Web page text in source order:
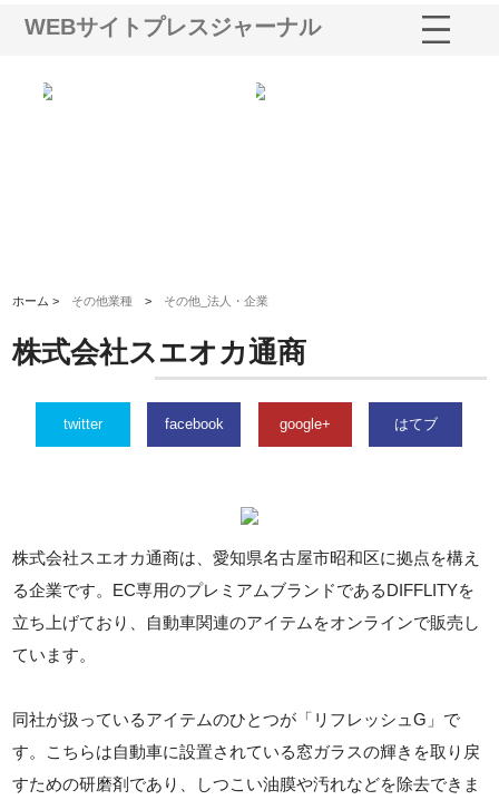
WEBサイトプレスジャーナル
ホーム > その他業種 > その他_法人・企業
株式会社スエオカ通商
twitter facebook google+ はてブ
株式会社スエオカ通商は、愛知県名古屋市昭和区に拠点を構え
る企業です。EC専用のプレミアムブランドであるDIFFLITYを
立ち上げており、自動車関連のアイテムをオンラインで販売し
ています。
同社が扱っているアイテムのひとつが「リフレッシュG」で
す。こちらは自動車に設置されている窓ガラスの輝きを取り戻
すための研磨剤であり、しつこい油膜や汚れなどを除去できま